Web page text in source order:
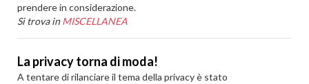
prendere in considerazione.
Si trova in MISCELLANEA
La privacy torna di moda!
A tentare di rilanciare il tema della privacy è stato